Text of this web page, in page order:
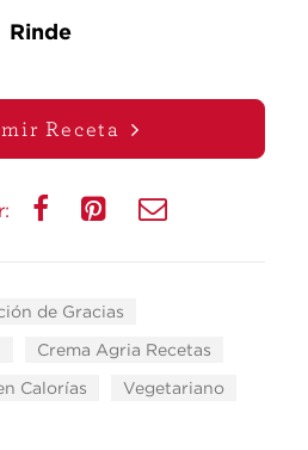
Rinde
Receta
de Gracias
Crema Agria Recetas
Calorías Vegetariano